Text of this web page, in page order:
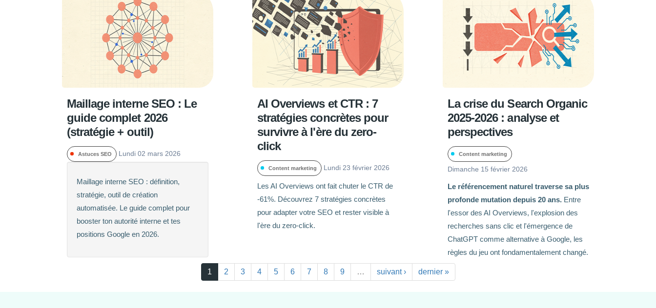
Maillage interne SEO : Le
guide complet 2026
(stratégie + outil)
Astuces SEO Lundi 02 mars 2026
Maillage interne SEO : définition,
stratégie, outil de création
automatisée. Le guide complet pour
booster ton autorité interne et tes
positions Google en 2026.
AI Overviews et CTR : 7
stratégies concrètes pour
survivre à l'ère du zero-
click
Content marketing Lundi 23 février 2026
Les AI Overviews ont fait chuter le CTR de
-61%. Découvrez 7 stratégies concrètes
pour adapter votre SEO et rester visible à
l'ère du zero-click.
La crise du Search Organic
2025-2026 : analyse et
perspectives
Content marketing
Dimanche 15 février 2026
Le référencement naturel traverse sa plus
profonde mutation depuis 20 ans. Entre
l'essor des AI Overviews, l'explosion des
recherches sans clic et l'émergence de
ChatGPT comme alternative à Google, les
règles du jeu ont fondamentalement changé.
1 2 3 4 5 6 7 8 9 … suivant › dernier »